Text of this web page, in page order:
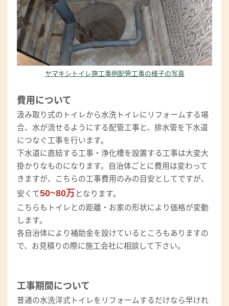
ヤマキシトイレ施工事例配管工事の様子の写真
費用について
汲み取り式のトイレから水洗トイレにリフォームする場
合、水が流せるようにする配管工事と、排水管を下水道
につなぐ工事を行います。
下水道に直結する工事・浄化槽を設置する工事は大変大
掛かりなものになります。自治体ごとに費用は変わって
きますが、こちらの工事費用のみの目安としてですが、
安くて50~80万 となります。
こちらもトイレとの距離・お家の形状により価格が変動
します。
各自治体により補助金を設けているところもありますの
で、お見積りの際に施工会社に相談して下さい。
工事期間について
普通の水洗洋式トイレをリフォームするだけなら早けれ